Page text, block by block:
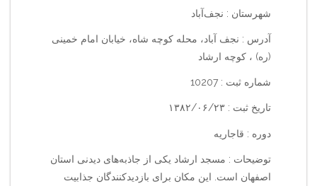
شهرستان : نجف‌آباد
آدرس : نجف آباد، محله کوچه شاه، خیابان امام خمینی
(ره) ، کوچه ارشاد
شماره ثبت : 10207
تاریخ ثبت : ۱۳۸۲/۰۶/۲۳
دوره : قاجاریه
توضیحات : مسجد ارشاد یکی از جاذبه‌های دیدنی استان
اصفهان است. این مکان برای بازدیدکنندگان جذابیت